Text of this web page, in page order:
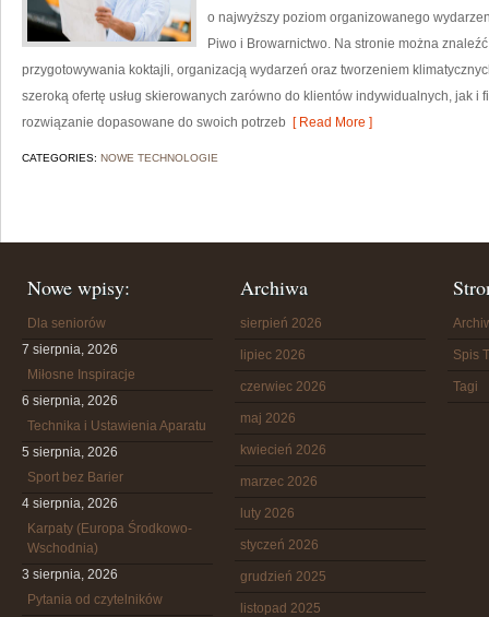
o najwyższy poziom organizowanego
Piwo i Browarnictwo. Na stronie można
przygotowywania koktajli, organizacją wydarzeń oraz tworzeniem
szeroką ofertę usług skierowanych zarówno do klientów indywidualnych, jak i
rozwiązanie dopasowane do swoich potrzeb [ Read More ]
CATEGORIES: NOWE TECHNOLOGIE
Nowe wpisy:
Dla seniorów
7 sierpnia, 2026
Miłosne Inspiracje
6 sierpnia, 2026
Technika i Ustawienia Aparatu
5 sierpnia, 2026
Sport bez Barier
4 sierpnia, 2026
Karpaty (Europa Środkowo-
Wschodnia)
3 sierpnia, 2026
Pytania od czytelników
Archiwa
sierpień 2026
lipiec 2026
czerwiec 2026
maj 2026
kwiecień 2026
marzec 2026
luty 2026
styczeń 2026
grudzień 2025
listopad 2025
Spis
Tagi